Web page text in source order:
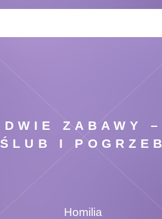
DWIE ZABAWY –
ŚLUB I POGRZEB
Homilia